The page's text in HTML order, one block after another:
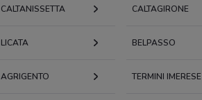
CALTANISSETTA CALTAGIRONE
LICATA BELPASSO
AGRIGENTO TERMINI IMERESE